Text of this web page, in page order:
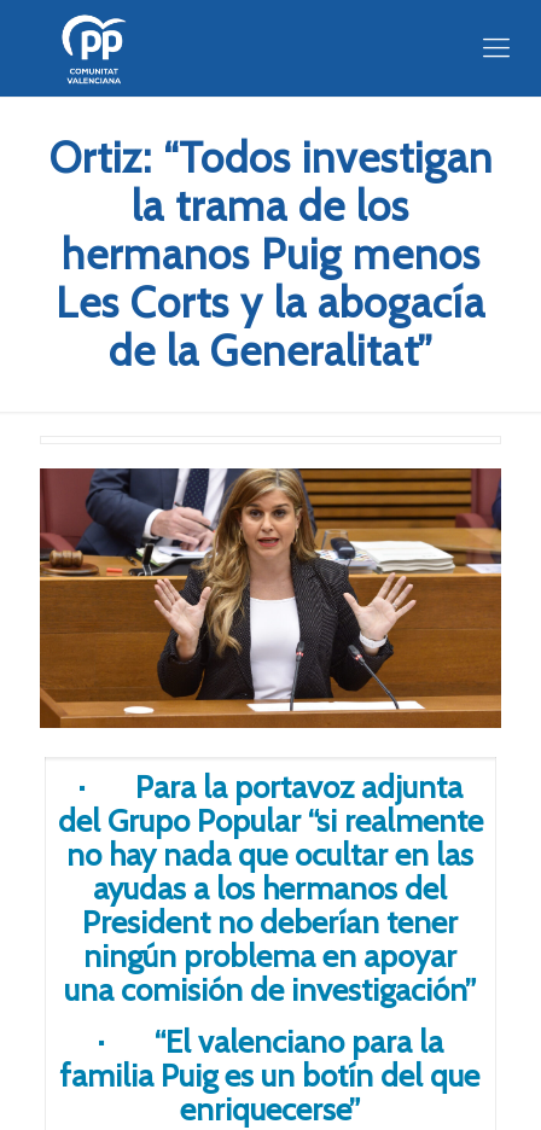
Ortiz: “Todos investigan
la trama de los
hermanos Puig menos
Les Corts y la abogacía
de la Generalitat”
· Para la portavoz adjunta
del Grupo Popular “si realmente
no hay nada que ocultar en las
ayudas a los hermanos del
President no deberían tener
ningún problema en apoyar
una comisión de investigación”
· “El valenciano para la
familia Puig es un botín del que
enriquecerse”